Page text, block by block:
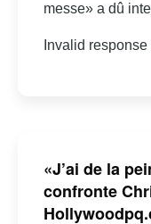
messe» a dû
Invalid
«J’ai de la
confronte